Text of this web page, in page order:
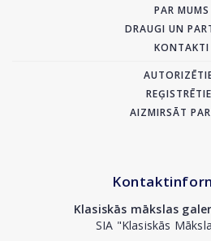
PAR MUMS
DRAUGI UN
KONTAKTI
AIZMIRSĀT
Klasiskās mākslas
SIA "Klasiskās